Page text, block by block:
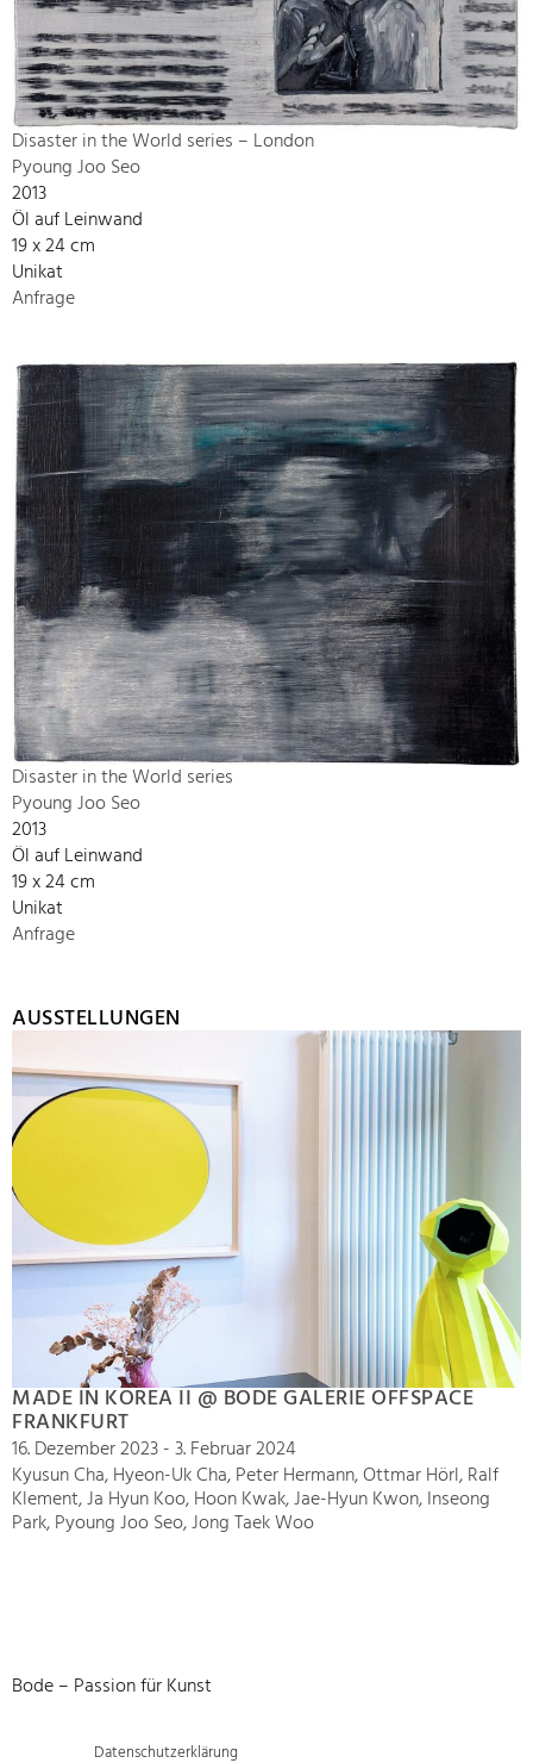
Disaster in the World series – London
Pyoung Joo Seo
2013
Öl auf Leinwand
19 x 24 cm
Unikat
Anfrage
Disaster in the World series
Pyoung Joo Seo
2013
Öl auf Leinwand
19 x 24 cm
Unikat
Anfrage
AUSSTELLUNGEN
MADE IN KOREA II @ BODE GALERIE OFFSPACE
FRANKFURT
16. Dezember 2023 - 3. Februar 2024
Kyusun Cha, Hyeon-Uk Cha, Peter Hermann, Ottmar Hörl, Ralf
Klement, Ja Hyun Koo, Hoon Kwak, Jae-Hyun Kwon, Inseong
Park, Pyoung Joo Seo, Jong Taek Woo
Bode – Passion für Kunst
Datenschutzerklärung